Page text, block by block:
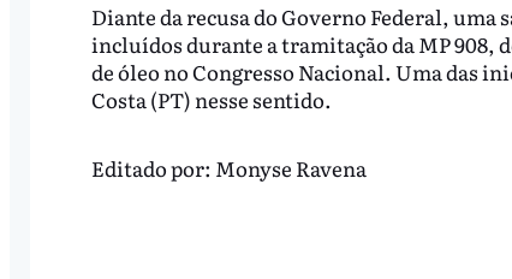
Diante da recusa do Governo Federal, uma
incluídos durante a tramitação da MP 908,
de óleo no Congresso Nacional. Uma das
Costa (PT) nesse sentido.
Editado por: Monyse Ravena